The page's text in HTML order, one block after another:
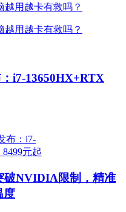
i7-13650HX+RTX
破NVIDIA限制，精准
度